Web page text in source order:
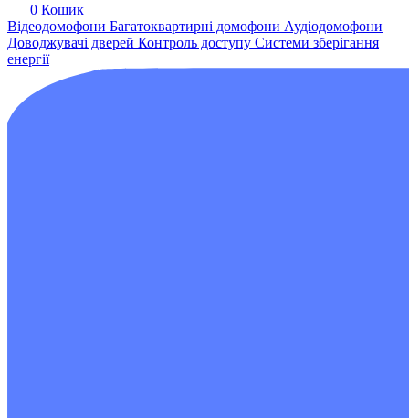
0 Кошик
Відеодомофони Багатоквартирні домофони Аудіодомофони
Доводжувачі дверей Контроль доступу Системи зберігання
енергії